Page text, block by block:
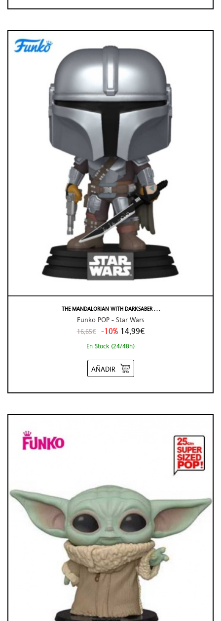
THE MANDALORIAN WITH DARKSABER . . .
Funko POP - Star Wars
16,65€ -10% 14,99€
En Stock (24/48h)
AÑADIR